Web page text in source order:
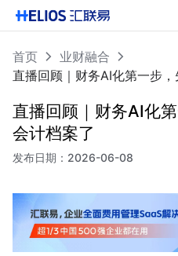
首页
业财融合
直播回顾｜财务AI化第一步
直播回顾｜财务AI化
会计档案了
发布日期： 2026-06-08